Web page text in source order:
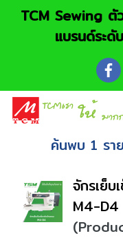
TCM Sewing ตั
แบรนด์ระดั
ค้นพบ 1 รา
จักรเย็
M4-D4